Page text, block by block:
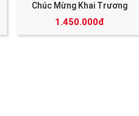
Chúc Mừng Khai Trương
1.450.000đ